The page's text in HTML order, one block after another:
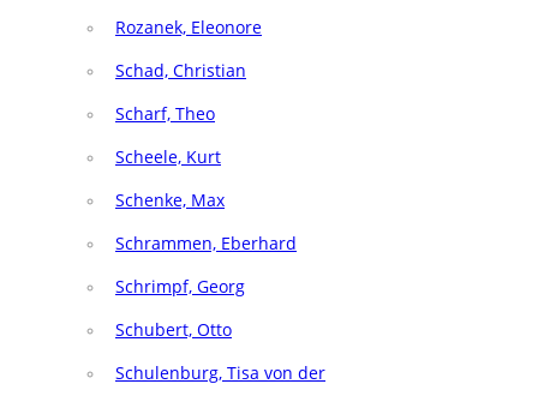
Rozanek, Eleonore
Schad, Christian
Scharf, Theo
Scheele, Kurt
Schenke, Max
Schrammen, Eberhard
Schrimpf, Georg
Schubert, Otto
Schulenburg, Tisa von der